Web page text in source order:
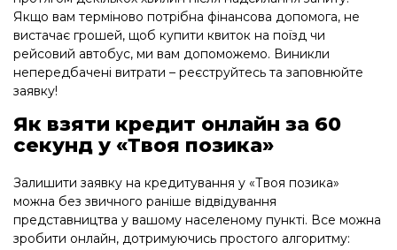
Якщо вам терміново потрібна фінансова допомога, не
вистачає грошей, щоб купити квиток на поїзд чи
рейсовий автобус, ми вам допоможемо. Виникли
непередбачені витрати – реєструйтесь та заповнюйте
заявку!
Як взяти кредит онлайн за 60
секунд у «Твоя позика»
Залишити заявку на кредитування у «Твоя позика»
можна без звичного раніше відвідування
представництва у вашому населеному пункті. Все можна
зробити онлайн, дотримуючись простого алгоритму: